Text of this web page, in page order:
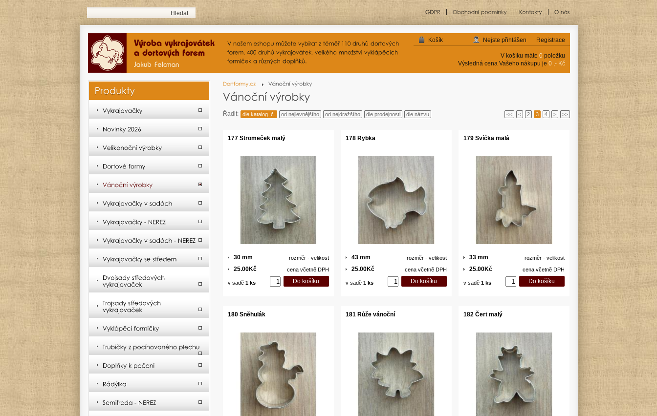
Registrace
Nejste přihlášen
Košík
V košíku máte 0 položku
Výsledná cena Vašeho nákupu je 0 ,- Kč
<< < 2 3 4 > >>
Řadit: dle katalog. č. od nejlevnějšího od nejdražšího dle prodejnosti dle názvu
177 Stromeček malý
rozměr - velikost
30 mm
cena včetně DPH
25.00Kč
v sadě 1 ks
178 Rybka
rozměr - velikost
43 mm
cena včetně DPH
25.00Kč
v sadě 1 ks
179 Svíčka malá
rozměr - velikost
33 mm
cena včetně DPH
25.00Kč
v sadě 1 ks
180 Sněhulák 181 Růže vánoční 182 Čert malý